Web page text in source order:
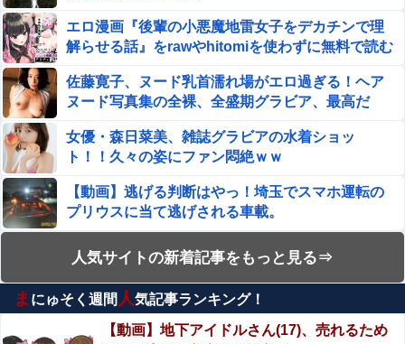
【悲報】Z世代「求刑7年のジャンポケ斎藤は口封じに被害
者殺した方が量刑軽かっただろ」←1万いいね
ドジャース・佐々木朗希、2回にダイヤモンドバックス・
アレナドに第17号ソロホームランを被弾し先制を許す他
ジャンポケ斎藤と代理人のやりとり、「地獄すぎて完全に
コントになってる……」と衝撃を受ける人が続出中
【閲覧注意】首吊り自殺中に失禁する美少女達の動画を見
て興奮する男達が存在するらしい…（動画あり）
人で盛り上がるクラちゃん
【動画】福岡の電車、複数の駅で「チンポッ❤」というア
ナウンスが流れ大騒ぎwwwwwwwww
エロ漫画『後輩の小悪魔地雷女子をデカチンで理
解らせる話』をrawやhitomiを使わずに無料で読む
佐藤寛子、ヌード乳首濡れ場がエロ過ぎる！ヘア
ヌード写真集の全裸、全盛期グラビア、最高だ
女優・森日菜美、雑誌グラビアの水着ショッ
ト！！久々の姿にファン悶絶ｗｗ
【動画】逃げる判断はやっ！埼玉でスマホ運転の
プリウスに当て逃げされる車載。
エロ漫画『冥婚の花嫁～無限快楽地獄～』をraw
やhitomiを使わずに無料で読む方法│五梅
【動画】よく助けられたな。岐阜の川で外国人が
溺れてしまう事故。
人気サイトの新着記事をもっと見る⇒
ま にゅそく週間 人気記事ランキング！
【動画】地下アイドルさん(17)、売れるため